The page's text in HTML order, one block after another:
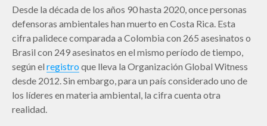
Desde la década de los años 90 hasta 2020, once personas
defensoras ambientales han muerto en Costa Rica. Esta
cifra palidece comparada a Colombia con 265 asesinatos o
Brasil con 249 asesinatos en el mismo período de tiempo,
según el registroque lleva la Organización Global Witness
desde 2012. Sin embargo, para un país considerado uno de
los líderes en materia ambiental, la cifra cuenta otra
realidad.